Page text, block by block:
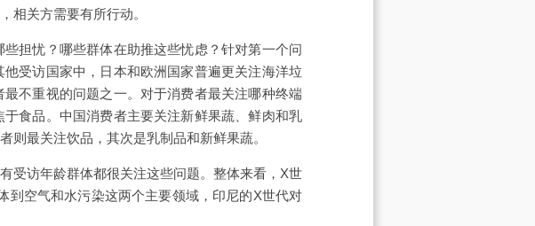
相关方需要有所行动。
担忧？哪些群体在助推这些忧虑？针对第一个问
受访国家中，日本和欧洲国家普遍更关注海洋垃
不重视的问题之一。对于消费者最关注哪种终端
食品。中国消费者主要关注新鲜果蔬、鲜肉和乳
则最关注饮品，其次是乳制品和新鲜果蔬。
受访年龄群体都很关注这些问题。整体来看，X世
到空气和水污染这两个主要领域，印尼的X世代对